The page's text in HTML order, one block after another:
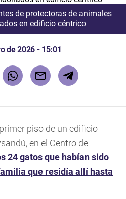
de protectoras de animales
en edificio céntrico
de 2026 - 15:01
piso de un edificio
en el Centro de
24 gatos que habían sido
que residía allí hasta